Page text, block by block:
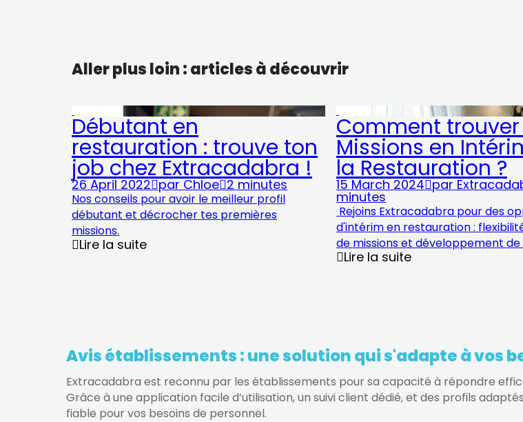
Aller plus loin : articles à découvrir
Débutant en
restauration : trouve ton
job chez Extracadabra !
26 April 2022 parChloe 2 minutes
Nos conseils pour avoir le meilleur profil
débutant et décrocher tes premières
missions.
Lire la suite
Comment
Missions en
la Restauration ?
15 March 2024 par
minutes
Rejoins Extracadabra pour des
d'intérim en restauration :
de missions et développement
Lire la suite
Avis établissements : une solution qui s'adapte à vos
Extracadabra est reconnu par les établissements pour sa capacité à répondre
Grâce à une application facile d’utilisation, un suivi client dédié, et des profils
fiable pour vos besoins de personnel.